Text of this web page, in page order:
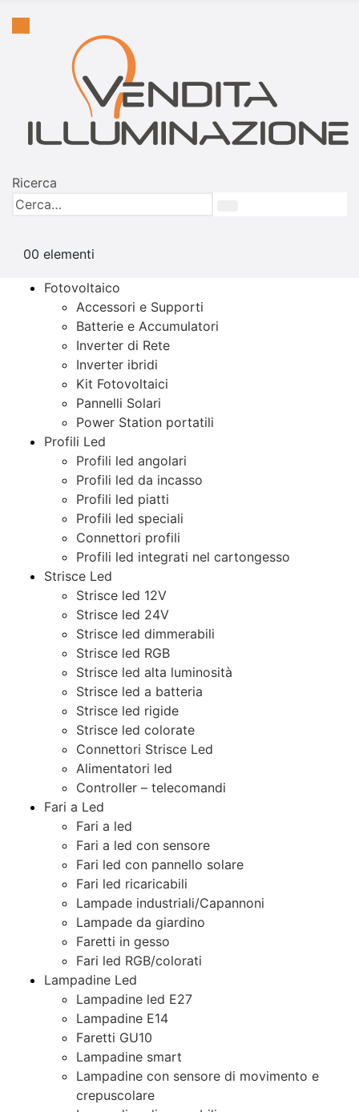
Ricerca
00 elementi
Fotovoltaico
Accessori e Supporti
Batterie e Accumulatori
Inverter di Rete
Inverter ibridi
Kit Fotovoltaici
Pannelli Solari
Power Station portatili
Profili Led
Profili led angolari
Profili led da incasso
Profili led piatti
Profili led speciali
Connettori profili
Profili led integrati nel cartongesso
Strisce Led
Strisce led 12V
Strisce led 24V
Strisce led dimmerabili
Strisce led RGB
Strisce led alta luminosità
Strisce led a batteria
Strisce led rigide
Strisce led colorate
Connettori Strisce Led
Alimentatori led
Controller – telecomandi
Fari a Led
Fari a led
Fari a led con sensore
Fari led con pannello solare
Fari led ricaricabili
Lampade industriali/Capannoni
Lampade da giardino
Faretti in gesso
Fari led RGB/colorati
Lampadine Led
Lampadine led E27
Lampadine E14
Faretti GU10
Lampadine smart
Lampadine con sensore di movimento e
crepuscolare